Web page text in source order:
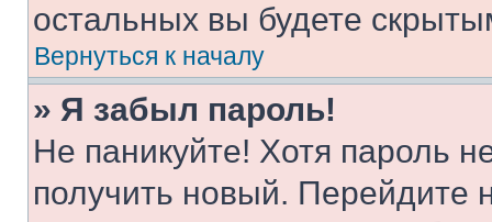
остальных вы будете
Вернуться к началу
» Я забыл пароль!
Не паникуйте! Хотя пароль
получить новый. Перейдите